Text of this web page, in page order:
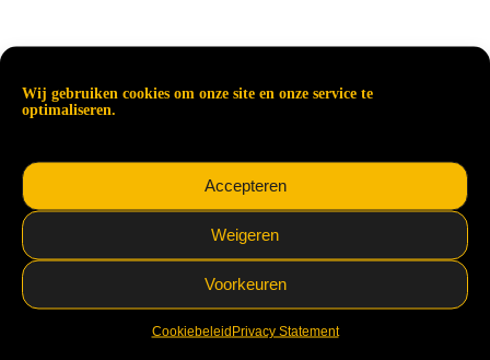
Wij gebruiken cookies om onze site en onze service te
optimaliseren.
Accepteren
Weigeren
Voorkeuren
CookiebeleidPrivacy Statement
Read More →
VELZL Coevorden
aangedreven doorFacebook
VELZL Coevorden
5.0
aangedreven doorFacebook